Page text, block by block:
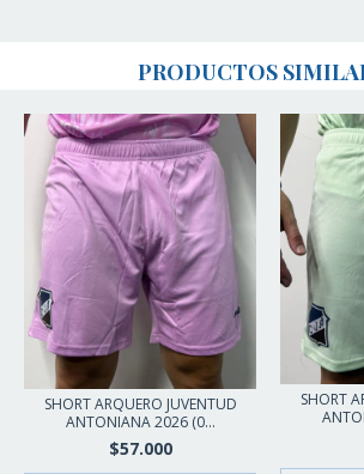
PRODUCTOS
SHORT ARQUERO JUVENTUD
ANTONIANA 2026 (0...
$57.000
SHORT